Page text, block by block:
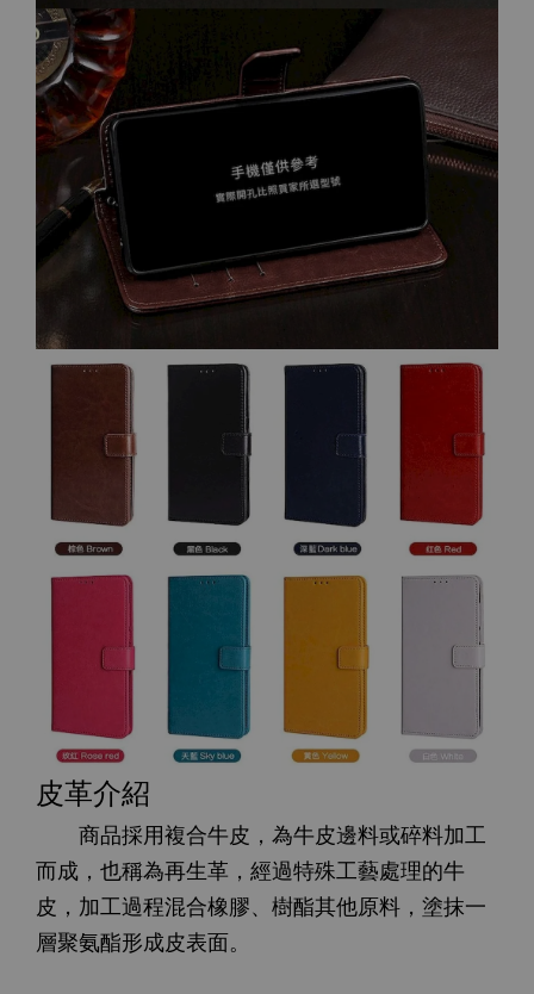
皮革介紹
商品採用複合牛皮，為牛皮邊料或碎料加工
而成，也稱為再生革，經過特殊工藝處理的牛
皮，加工過程混合橡膠、樹酯其他原料，塗抹一
層聚氨酯形成皮表面。